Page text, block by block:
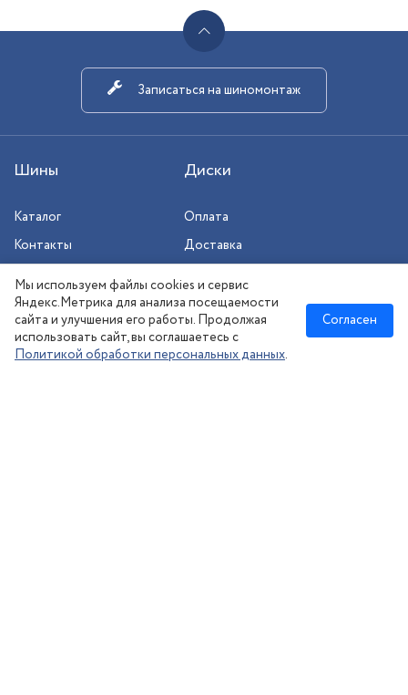
Шины Диски
Каталог
Контакты
Оплата
Доставка
Сезонное хранение
Записаться на шиномонтаж
Новосибирск:
Мы используем файлы cookies и сервис
Яндекс.Метрика для анализа посещаемости
сайта и улучшения его работы. Продолжая
использовать сайт, вы соглашаетесь с
Политикой обработки персональных данных.
Согласен